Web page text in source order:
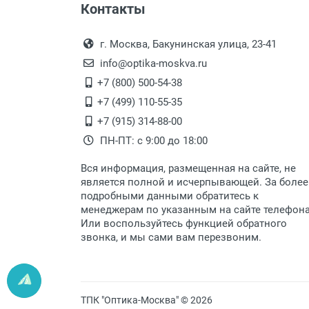
Перечисление средств на
Перевод денег на карту Сбербанка.
Выдаем товар в рабочие
После того, как заказ
Для получения товара при
Заказ необходимо
дополнительных расходов за
Доставка по Москве
Доставляем товар по
Доставка транспортными
Данный способ доставки
Мы сотрудничаем с
быстро подберем для Вас
Доставка Почтой России по России
Контакты
г. Москва, Бакунинская улица, 23-41
info@optika-moskva.ru
+7 (800) 500-54-38
+7 (499) 110-55-35
+7 (915) 314-88-00
ПН-ПТ: с 9:00 до 18:00
Вся информация, размещенная на сайте, не
является полной и исчерпывающей. За более
подробными данными обратитесь к
менеджерам по указанным на сайте
Или воспользуйтесь функцией обратного
звонка, и мы сами вам перезвоним.
ТПК "Оптика-Москва" © 2026